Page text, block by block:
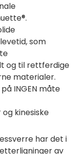
som
og til rettferdige
materialer.
INGEN måte
kinesiske
har det i
av